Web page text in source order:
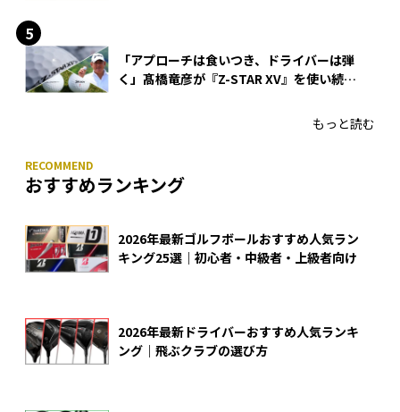
「アプローチは食いつき、ドライバーは弾
く」髙橋竜彦が『Z-STAR XV』を使い続け
もっと読む
おすすめランキング
2026年最新ゴルフボールおすすめ人気ラン
キング25選｜初心者・中級者・上級者向け
2026年最新ドライバーおすすめ人気ランキ
ング｜飛ぶクラブの選び方